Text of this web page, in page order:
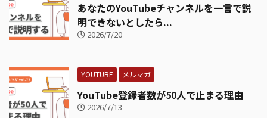
あなたのYouTubeチャンネルを一言で説
明できないとしたら...
2026/7/20
YOUTUBE メルマガ
YouTube登録者数が50人で止まる理由
2026/7/13